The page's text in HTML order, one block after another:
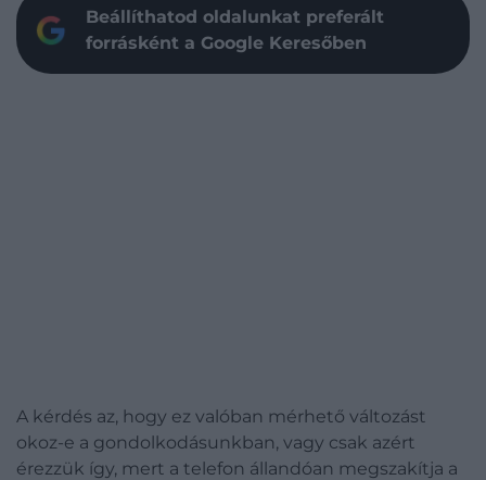
Beállíthatod oldalunkat preferált
forrásként a Google Keresőben
A kérdés az, hogy ez valóban mérhető változást
okoz-e a gondolkodásunkban, vagy csak azért
érezzük így, mert a telefon állandóan megszakítja a